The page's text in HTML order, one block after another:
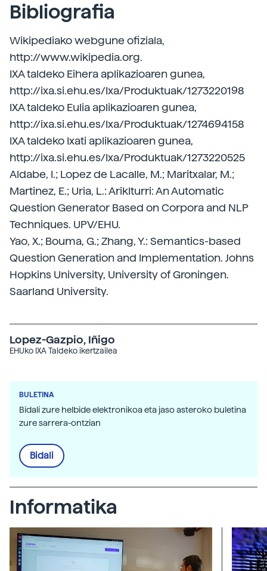
Bibliografia
Wikipediako webgune ofiziala,
http://www.wikipedia.org.
IXA taldeko Eihera aplikazioaren gunea,
http://ixa.si.ehu.es/Ixa/Produktuak/1273220198
IXA taldeko Eulia aplikazioaren gunea,
http://ixa.si.ehu.es/Ixa/Produktuak/1274694158
IXA taldeko Ixati aplikazioaren gunea,
http://ixa.si.ehu.es/Ixa/Produktuak/1273220525
Aldabe, I.; Lopez de Lacalle, M.; Maritxalar, M.;
Martinez, E.; Uria, L.: ArikIturri: An Automatic
Question Generator Based on Corpora and NLP
Techniques. UPV/EHU.
Yao, X.; Bouma, G.; Zhang, Y.: Semantics-based
Question Generation and Implementation. Johns
Hopkins University, University of Groningen.
Saarland University.
Lopez-Gazpio, Iñigo
EHUko IXA Taldeko ikertzailea
BULETINA
Bidali zure helbide elektronikoa eta jaso asteroko buletina
zure sarrera-ontzian
Bidali
Informatika